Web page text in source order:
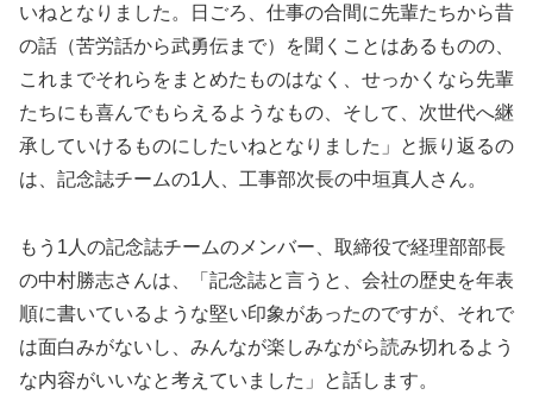
いねとなりました。日ごろ、仕事の合間に先輩たちから昔
の話（苦労話から武勇伝まで）を聞くことはあるものの、
これまでそれらをまとめたものはなく、せっかくなら先輩
たちにも喜んでもらえるようなもの、そして、次世代へ継
承していけるものにしたいねとなりました」と振り返るの
は、記念誌チームの1人、工事部次長の中垣真人さん。
もう1人の記念誌チームのメンバー、取締役で経理部部長
の中村勝志さんは、「記念誌と言うと、会社の歴史を年表
順に書いているような堅い印象があったのですが、それで
は面白みがないし、みんなが楽しみながら読み切れるよう
な内容がいいなと考えていました」と話します。